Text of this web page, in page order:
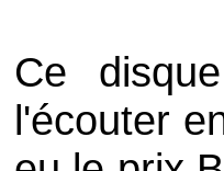
Ce
l'écouter